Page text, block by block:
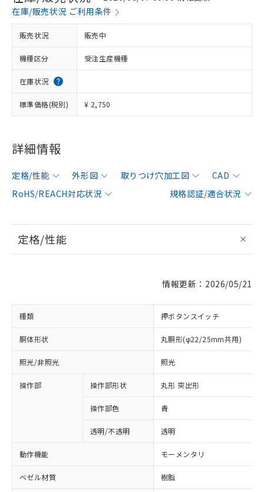
在庫/販売状況 ご利用条件
販売状況 販売中
機種区分 受注生産機種
在庫状況
標準価格(税別) ¥ 2,750
詳細情報
定格/性能 外形図 取りつけ穴加工図
CAD
RoHS/REACH対応状況
規格認証/適合状況
定格/性能
情報更新：2026/05/21
種類 押ボタンスイッチ
胴体形状 丸胴形(φ22/25mm共用)
照光/非照光 照光
操作部 操作部形状 丸形 突出形
操作部色 青
透明/不透明 透明
動作機能 モーメンタリ
ベゼル材質 樹脂